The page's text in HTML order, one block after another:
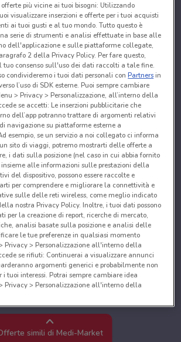
simili di Medi-Market
più vicine ai tuoi bisogni: Utilizzando
visualizzare inserzioni e offerte per i tuoi acquisti
ai tuoi gusti e al tuo mondo. Tutto questo è
serie di strumenti e analisi effettuate in base alle
dell'applicazione e sulle piattaforme collegate,
2 della Privacy Policy. Per fare questo,
tuo consenso sull'uso dei dati raccolti a tale fine.
condivideremo i tuoi dati personali conPartnersin
l’uso di SDK esterne. Puoi sempre cambiare
> Privacy > Personalizzazione, all’interno della
se accetti: Le inserzioni pubblicitarie che
dell’app potranno trattare di argomenti relativi
navigazione su piattaforme esterne a
esempio, se un servizio a noi collegato ci informa
sito di viaggi, potremo mostrarti delle offerte a
i dati sulla posizione (nel caso in cui abbia fornito
alle informazioni sulle prestazioni della
del dispositivo, possono essere raccolte e
per comprendere e migliorare la connettività e
sulle delle reti wireless, come meglio indicato
nostra Privacy Policy. Inoltre, i tuoi dati possono
per la creazione di report, ricerche di mercato,
analisi basate sulla posizione e analisi delle
le tue preferenze in qualsiasi momento
Privacy > Personalizzazione all'interno della
se rifiuti: Continuerai a visualizzare annunci
argomenti generici e probabilmente non
tuoi interessi. Potrai sempre cambiare idea
Privacy > Personalizzazione all'interno della
trattiamo i dati per fornire:
precisi. Scansione attiva delle
ai fini dell’identificazione. Archiviare